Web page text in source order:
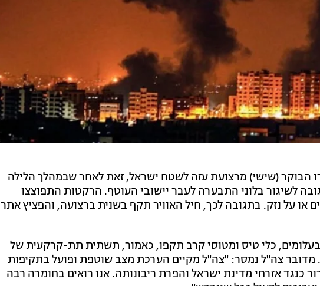
הבוקר (שישי) מרצועת עזה לשטח ישראל, זאת לאחר שבמהלך הלילה
לשיגור בלוני התבערה לעבר יישובי העוטף. הרקטות התפוצצו
או על נזק. בתגובה לכך, חיל האוויר תקף בשנית ברצועה, והפציץ אתר
כלי טיס ומטוסי קרב תקפו, כאמור, תשתית תת-קרקעית של
מדובר צה"ל נמסר: "צה"ל מקיים הערכת מצב שוטפת ופועל בתקיפות
כנגד אזרחי מדינת ישראל והפרת ריבונותה. אנו רואים בחומרה רבה